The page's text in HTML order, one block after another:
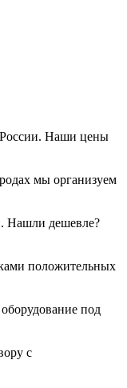
Наши цены
мы организуем
Нашли дешевле?
положительных
под
с